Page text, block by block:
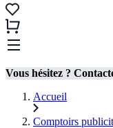
Vous hésitez ?
Accueil
Comptoirs